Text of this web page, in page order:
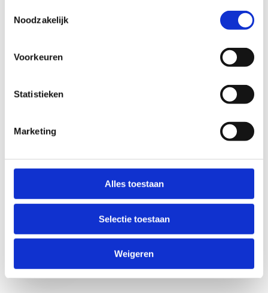
Noodzakelijk
Voorkeuren
Statistieken
Marketing
Alles toestaan
Selectie toestaan
Weigeren
Anti-Robot Verification
Click to start verification
Verzend